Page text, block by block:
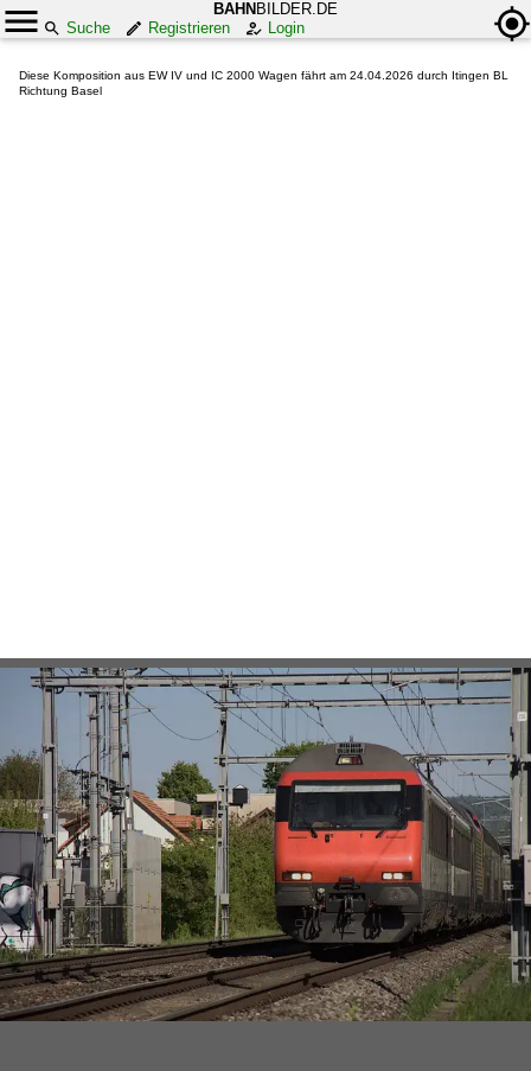
BAHN BILDER.DE
Suche
Registrieren Login
Diese Komposition aus EW IV und IC 2000 Wagen fährt am 24.04.2026 durch Itingen BL
Richtung Basel